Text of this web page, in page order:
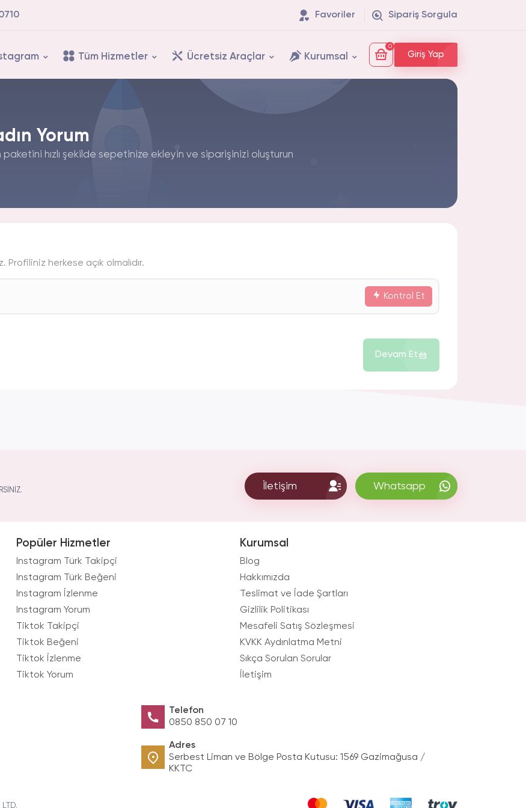
Favoriler Sipariş Sorgula
Tüm Hizmetler Ücretsiz Araçlar Kurumsal
0
Giriş Yap
Yorum
paketini hızlı şekilde sepetinize ekleyin ve siparişinizi oluşturun
herkese açık olmalıdır.
Kontrol Et
Devam Et
İletişim Whatsapp
Popüler Hizmetler
Instagram Türk Takipçi
Instagram Türk Beğeni
Instagram İzlenme
Instagram Yorum
Tiktok Takipçi
Tiktok Beğeni
Tiktok İzlenme
Tiktok Yorum
Kurumsal
Blog
Hakkımızda
Teslimat ve İade Şartları
Gizlilik Politikası
Mesafeli Satış Sözleşmesi
KVKK Aydınlatma Metni
Sıkça Sorulan Sorular
İletişim
Telefon
0850 850 07 10
Adres
Serbest Liman ve Bölge Posta Kutusu: 1569 Gazimağusa /
KKTC